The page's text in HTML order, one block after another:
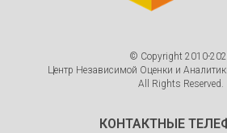
© Copyright 2010-
Центр Независимой Оценки и
All Rights Reserved.
КОНТАКТНЫЕ